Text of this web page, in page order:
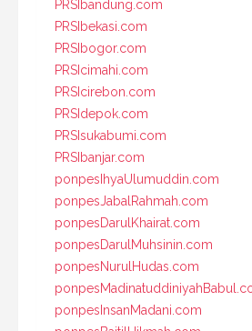
PRSIbandung.com
PRSIbekasi.com
PRSIbogor.com
PRSIcimahi.com
PRSIcirebon.com
PRSIdepok.com
PRSIsukabumi.com
PRSIbanjar.com
ponpesIhyaUlumuddin.com
ponpesJabalRahmah.com
ponpesDarulKhairat.com
ponpesDarulMuhsinin.com
ponpesNurulHudas.com
ponpesInsanMadani.com